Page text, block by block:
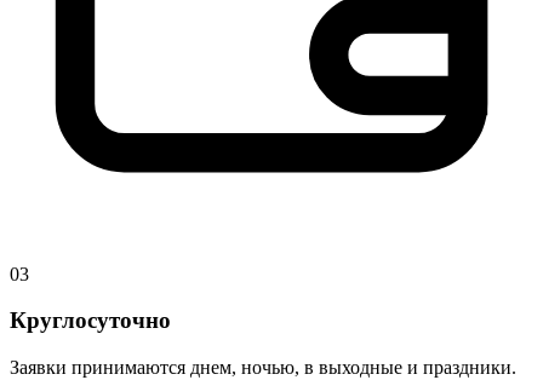
03
Круглосуточно
Заявки принимаются днем, ночью, в выходные и праздники.